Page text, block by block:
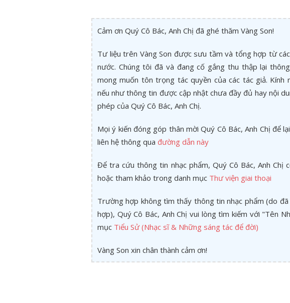
Cảm ơn Quý Cô Bác, Anh Chị đã ghé thăm Vàng Son!
Tư liệu trên Vàng Son được sưu tầm và tổng hợp từ
nước. Chúng tôi đã và đang cố gắng thu thập lại
mong muốn tôn trọng tác quyền của các tác giả. Kính
nếu như thông tin được cập nhật chưa đầy đủ hay nội
phép của Quý Cô Bác, Anh Chị.
Mọi ý kiến đóng góp thân mời Quý Cô Bác, Anh Chị để
liên hệ thông qua đường dẫn này
Để tra cứu thông tin nhạc phẩm, Quý Cô Bác, Anh
hoặc tham khảo trong danh mục Thư viện giai thoại
Trường hợp không tìm thấy thông tin nhạc phẩm (do
hợp), Quý Cô Bác, Anh Chị vui lòng tìm kiếm với "Tên
mục Tiểu Sử (Nhạc sĩ & Những sáng tác để đời)
Vàng Son xin chân thành cảm ơn!